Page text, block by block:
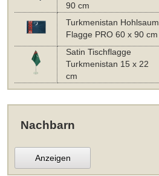
90 cm
Turkmenistan Hohlsaum
Flagge PRO 60 x 90 cm
Satin Tischflagge
Turkmenistan 15 x 22
cm
Nachbarn
Anzeigen